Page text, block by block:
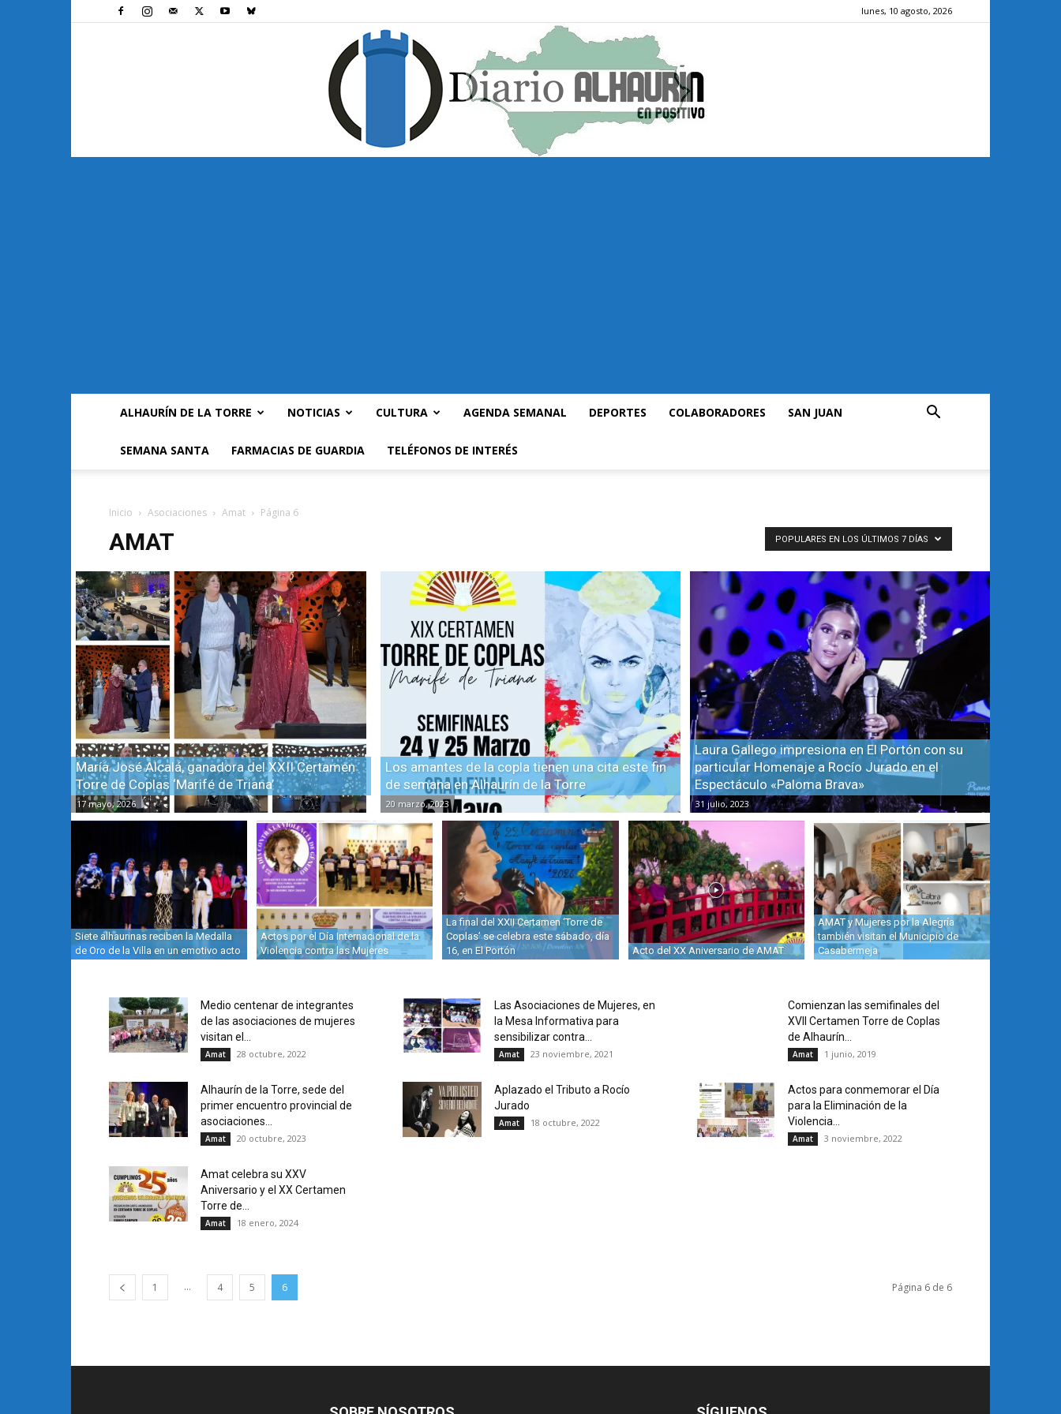
lunes, 10 agosto, 2026
ALHAURÍN DE LA TORRE NOTICIAS CULTURA AGENDA SEMANAL DEPORTES COLABORADORES SAN JUAN
SEMANA SANTA FARMACIAS DE GUARDIA TELÉFONOS DE INTERÉS
Inicio Asociaciones Amat Página 6
AMAT POPULARES EN LOS ÚLTIMOS 7 DÍAS
María José Alcalá, ganadora del XXII Certamen
Torre de Coplas ‘Marifé de Triana’
17 mayo, 2026
Los amantes de la copla tienen una cita este fin
de semana en Alhaurín de la Torre
20 marzo, 2023
Laura Gallego impresiona en El Portón con su
particular Homenaje a Rocío Jurado en el
Espectáculo «Paloma Brava»
31 julio, 2023
Siete alhaurinas reciben la Medalla
de Oro de la Villa en un emotivo acto
Actos por el Día Internacional de la
Violencia contra las Mujeres
La final del XXII Certamen ‘Torre de
Coplas’ se celebra este sábado, día
16, en El Portón
Acto del XX Aniversario de AMAT
AMAT y Mujeres por la Alegría
también visitan el Municipio de
Casabermeja
Medio centenar de integrantes
de las asociaciones de mujeres
visitan el...
Amat 28 octubre, 2022
Las Asociaciones de Mujeres, en
la Mesa Informativa para
sensibilizar contra...
Amat 23 noviembre, 2021
Comienzan las semifinales del
XVII Certamen Torre de Coplas
de Alhaurín...
Amat 1 junio, 2019
Alhaurín de la Torre, sede del
primer encuentro provincial de
asociaciones...
Amat 20 octubre, 2023
Aplazado el Tributo a Rocío
Jurado
Amat 18 octubre, 2022
Actos para conmemorar el Día
para la Eliminación de la
Violencia...
Amat 3 noviembre, 2022
Amat celebra su XXV
Aniversario y el XX Certamen
Torre de...
Amat 18 enero, 2024
1 ... 4 5 6 Página 6 de 6